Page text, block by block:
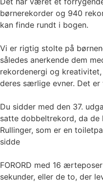
børnerekorder og 940
kan finde rundt i bogen.
Vi er rigtig stolte på
således anerkende dem
rekordenergi og
deres særlige evner. Det
Du sidder med den 37.
satte dobbeltrekord, da de
Rullinger, som er en
sidde
FORORD med 16
sekunder, eller de to, der